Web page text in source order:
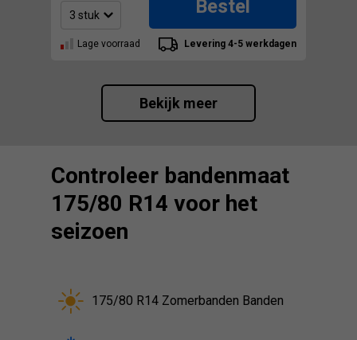
Bestel
Lage voorraad Levering 4-5 werkdagen
Bekijk meer
Controleer bandenmaat
175/80 R14 voor het
seizoen
175/80 R14 Zomerbanden Banden